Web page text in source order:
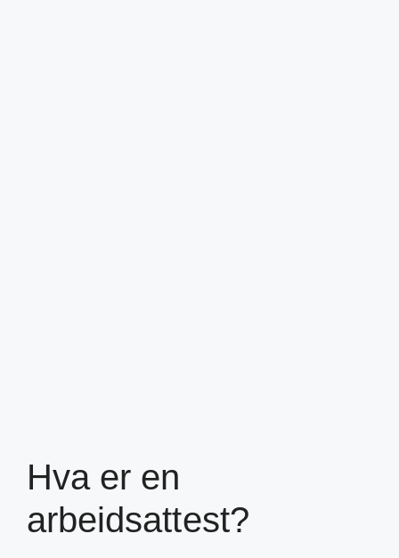
Hva er en
arbeidsattest?